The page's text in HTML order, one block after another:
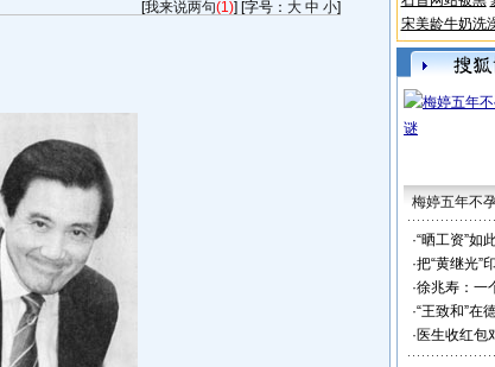
[我来说两句(1)] [字号： 大 中 小]
宋美龄牛奶洗
梅婷五年不
·“晒工资”如
·把“黄继光”
·徐兆寿：一
·“王致和”在
· 医生收红包